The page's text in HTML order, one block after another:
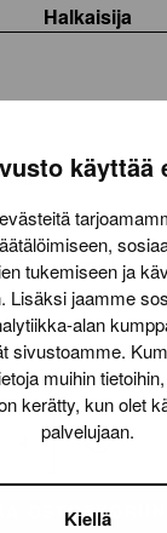
käyttää
tukemiseen ja
Lisäksi jaamme
alan
sivustoamme.
muihin
kerätty, kun olet
palvelujaan.
Kiellä
Halkaisija
rengas)
OSTOSKORIIN